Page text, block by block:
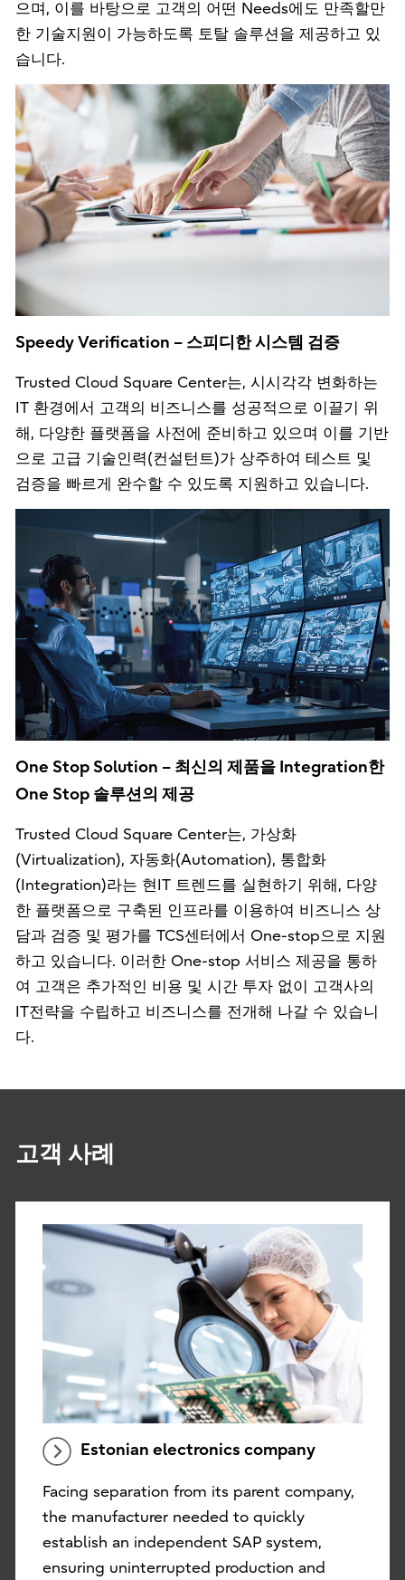
으며, 이를 바탕으로 고객의 어떤 Needs에도 만족할만
한 기술지원이 가능하도록 토탈 솔루션을 제공하고 있
습니다.
Speedy Verification – 스피디한 시스템 검증
Trusted Cloud Square Center는, 시시각각 변화하는
IT 환경에서 고객의 비즈니스를 성공적으로 이끌기 위
해, 다양한 플랫폼을 사전에 준비하고 있으며 이를 기반
으로 고급 기술인력(컨설턴트)가 상주하여 테스트 및
검증을 빠르게 완수할 수 있도록 지원하고 있습니다.
One Stop Solution – 최신의 제품을 Integration한
One Stop 솔루션의 제공
Trusted Cloud Square Center는, 가상화
(Virtualization), 자동화(Automation), 통합화
(Integration)라는 현IT 트렌드를 실현하기 위해, 다양
한 플랫폼으로 구축된 인프라를 이용하여 비즈니스 상
담과 검증 및 평가를 TCS센터에서 One-stop으로 지원
하고 있습니다. 이러한 One-stop 서비스 제공을 통하
여 고객은 추가적인 비용 및 시간 투자 없이 고객사의
IT전략을 수립하고 비즈니스를 전개해 나갈 수 있습니
다.
고객 사례
Estonian electronics company
Facing separation from its parent company,
the manufacturer needed to quickly
establish an independent SAP system,
ensuring uninterrupted production and